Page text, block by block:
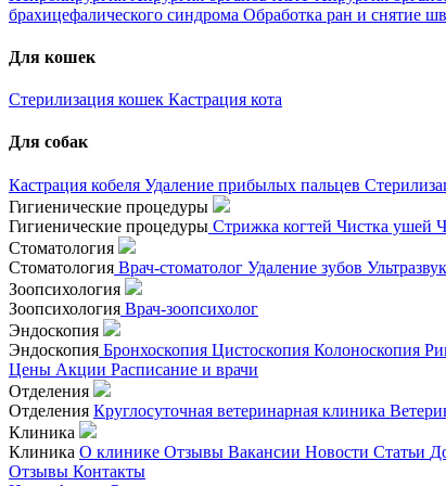
брахицефалического синдрома Обработка ран и снятие
Для кошек
Стерилизация кошек Кастрация кота
Для собак
Кастрация кобеля Удаление прибылых пальцев
Гигиенические процедуры
Гигиенические процедуры Стрижка когтей Чистка ушей
Стоматология
Стоматология Врач-стоматолог Удаление зубов
Зоопсихология
Зоопсихология Врач-зоопсихолог
Эндоскопия
Эндоскопия Бронхоскопия Цистоскопия Колоноскопия
Цены Акции Расписание и врачи
Отделения
Отделения Круглосуточная ветеринарная клиника
Клиника
Клиника О клинике Отзывы Вакансии Новости Статьи
Отзывы Контакты